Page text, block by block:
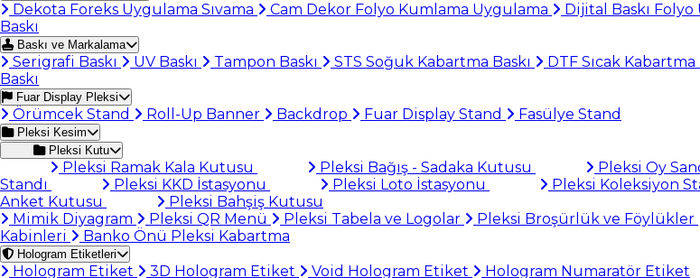
Dekota Foreks Uygulama Sıvama Cam Dekor Folyo Kumlama Uygulama Dijital Baskı
Baskı
Baskı ve Markalama
Serigrafi Baskı UV Baskı Tampon Baskı STS Soğuk Kabartma Baskı DTF Sıcak Kabartma
Baskı
Fuar Display Pleksi
Örümcek Stand Roll-Up Banner Backdrop Fuar Display Stand Fasülye Stand
Pleksi Kesim
Pleksi Kutu
Pleksi Ramak Kala Kutusu Pleksi Bağış - Sadaka Kutusu Pleksi Oy
Standı
Pleksi KKD İstasyonu Pleksi Loto İstasyonu Pleksi Koleksiyon
Anket Kutusu
Pleksi Bahşiş Kutusu
Mimik Diyagram
Pleksi QR Menü Pleksi Tabela ve Logolar Pleksi Broşürlük ve Föylükler
Kabinleri
Banko Önü Pleksi Kabartma
Hologram Etiketleri
Hologram Etiket 3D Hologram Etiket Void Hologram Etiket Hologram Numaratör Etiket